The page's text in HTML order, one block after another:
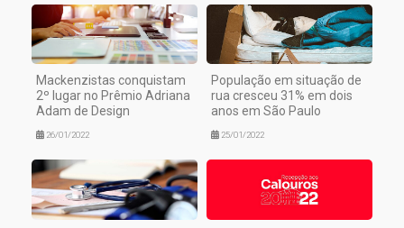
Mackenzistas conquistam
2º lugar no Prêmio Adriana
Adam de Design
26/01/2022
População em situação de
rua cresceu 31% em dois
anos em São Paulo
25/01/2022